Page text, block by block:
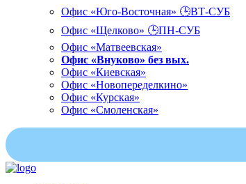
Офис «Юго-Восточная» 🕒ВТ-СУБ
Офис «Щелково» 🕒ПН-СУБ
Офис «Матвеевская»
Офис «Внуково» без вых.
Офис «Киевская»
Офис «Новопеределкино»
Офис «Курская»
Офис «Смоленская»